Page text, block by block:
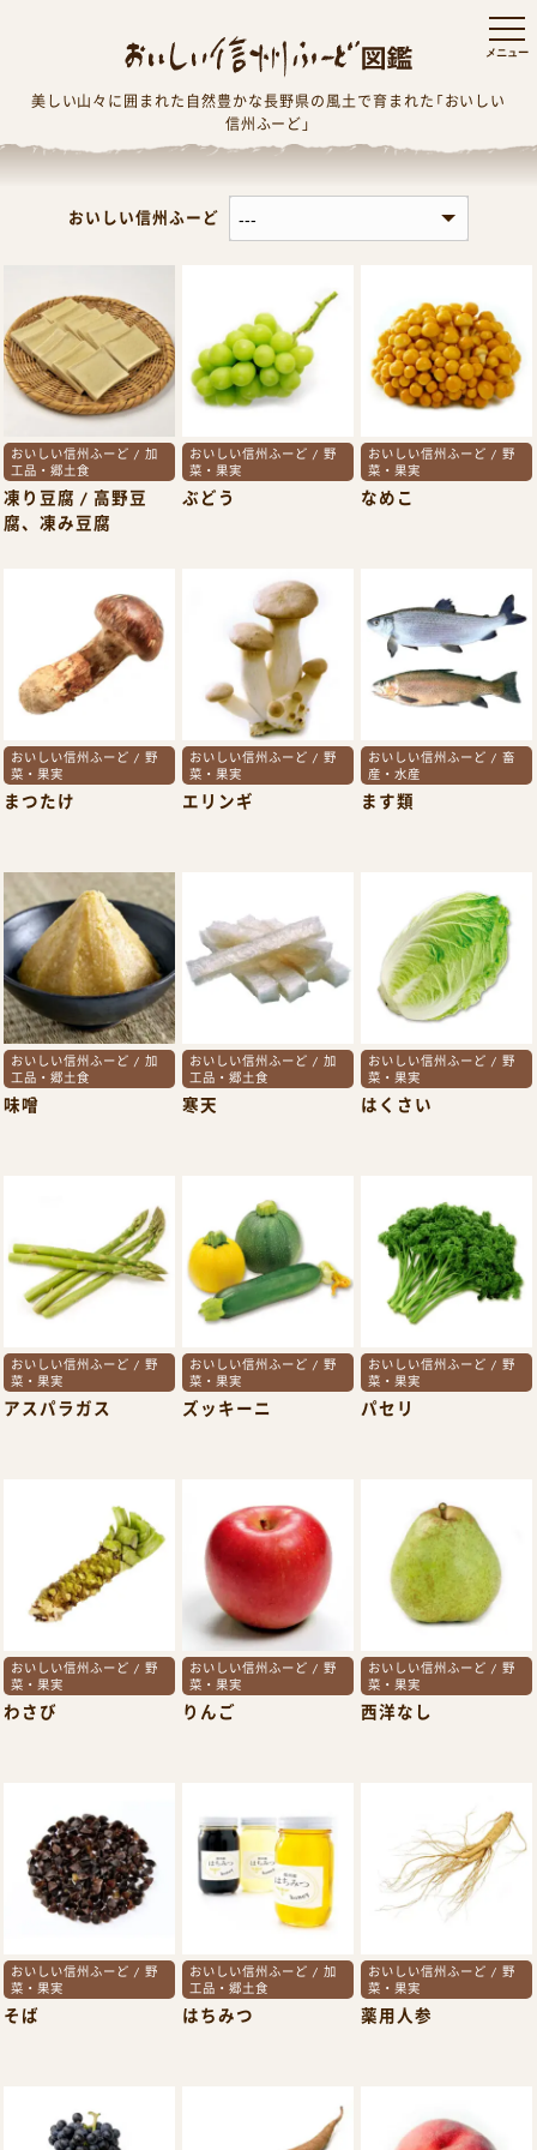
美しい山々に囲まれた自然豊かな長野県の風土で育まれた「おいしい
信州ふーど」
おいしい信州ふーど
おいしい信州ふーど / 加
工品・郷土食
凍り豆腐 / 高野豆
腐、凍み豆腐
おいしい信州ふーど / 野
菜・果実
ぶどう
おいしい信州ふーど / 野
菜・果実
なめこ
おいしい信州ふーど / 野
菜・果実
まつたけ
おいしい信州ふーど / 野
菜・果実
エリンギ
おいしい信州ふーど / 畜
産・水産
ます類
おいしい信州ふーど / 加
工品・郷土食
味噌
おいしい信州ふーど / 加
工品・郷土食
寒天
おいしい信州ふーど / 野
菜・果実
はくさい
おいしい信州ふーど / 野
菜・果実
アスパラガス
おいしい信州ふーど / 野
菜・果実
ズッキーニ
おいしい信州ふーど / 野
菜・果実
パセリ
おいしい信州ふーど / 野
菜・果実
わさび
おいしい信州ふーど / 野
菜・果実
りんご
おいしい信州ふーど / 野
菜・果実
西洋なし
おいしい信州ふーど / 野
菜・果実
そば
おいしい信州ふーど / 加
工品・郷土食
はちみつ
おいしい信州ふーど / 野
菜・果実
薬用人参